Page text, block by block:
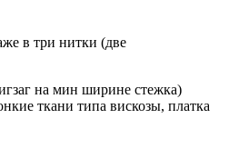
в три нитки (две
на мин ширине стежка)
ткани типа вискозы, платка